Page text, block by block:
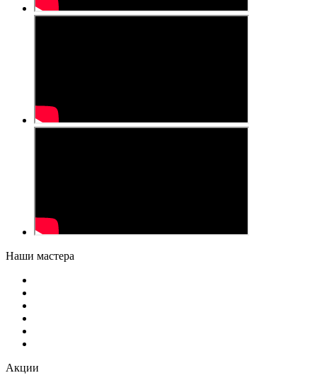
Наши мастера
Акции